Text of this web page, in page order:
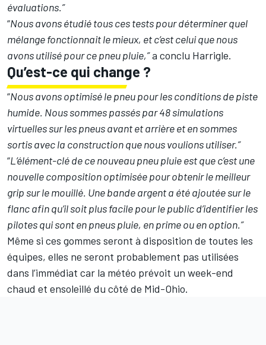
évaluations.”
“Nous avons étudié tous ces tests pour déterminer quel
mélange fonctionnait le mieux, et c’est celui que nous
avons utilisé pour ce pneu pluie,”a conclu Harrigle.
Qu’est-ce qui change ?
“Nous avons optimisé le pneu pour les conditions de piste
humide. Nous sommes passés par 48 simulations
virtuelles sur les pneus avant et arrière et en sommes
sortis avec la construction que nous voulions utiliser.”
“L’élément-clé de ce nouveau pneu pluie est que c’est une
nouvelle composition optimisée pour obtenir le meilleur
grip sur le mouillé. Une bande argent a été ajoutée sur le
flanc afin qu’il soit plus facile pour le public d’identifier les
pilotes qui sont en pneus pluie, en prime ou en option.”
Même si ces gommes seront à disposition de toutes les
équipes, elles ne seront probablement pas utilisées
dans l’immédiat car la météo prévoit un week-end
chaud et ensoleillé du côté de Mid-Ohio.